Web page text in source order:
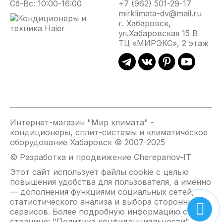
устройства.
Внутренний бак из сверхпрочной нержавеющей стали
Электронная панель управления и LED-дисплей
СУХОЙ нагревательный элемент DRY SHELL с
стеклокерамическим покрытием 2кВт
Электронный анод, не требующий замены
Устройство защитного отключения (УЗО)
Диэлектрические переходники Static CARE в
комплекте
Премиальный дизайн и матовое покрытие корпуса
Модели с объемом внутреннего бака 50 и 80л
Сб-Вс: 10:00-16:00
+7 (962) 501-29-17
mirklimata-dv@mail.ru
г. Хабаровск,
ул.Хабаровская 15 В
ТЦ «МИРЭКС», 2 этаж
Интернет-магазин "Мир климата" -
кондиционеры, сплит-системы и климатическое
оборудование Хабаровск © 2007-2025
© Разработка и продвижение Cherepanov-IT
Этот сайт использует файлы cookie с целью
повышения удобства для пользователя, а именно
— дополнения функциями социальных сетей,
статистического анализа и выбора сторонних
сервисов. Более подробную информацию см. на